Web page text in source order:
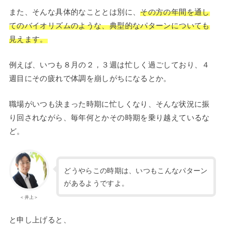
また、そんな具体的なこととは別に、その方の年間を通し
てのバイオリズムのような、典型的なパターンについても
見えます。
例えば、いつも８月の２，３週は忙しく過ごしており、４
週目にその疲れで体調を崩しがちになるとか。
職場がいつも決まった時期に忙しくなり、そんな状況に振
り回されながら、毎年何とかその時期を乗り越えているな
ど。
＜井上＞
どうやらこの時期は、いつもこんなパターン
があるようですよ。
と申し上げると、